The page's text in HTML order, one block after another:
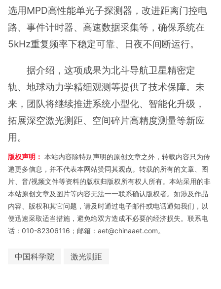
选用MPD高性能单光子探测器，改进距离门控电
路、事件计时器、高速数据采集等，确保系统在
5kHz重复频率下稳定可靠、日夜不间断运行。
据介绍，这项成果为北斗导航卫星精密定
轨、地球动力学精细观测等提供了技术保障。未
来，团队将继续推进系统小型化、智能化升级，
拓展深空激光测距、空间碎片高精度测量等新应
用。
版权声明： 本站内容除特别声明的原创文章之外，转载内容只为传
递更多信息，并不代表本网站赞同其观点。转载的所有的文章、图
片、音/视频文件等资料的版权归版权所有权人所有。本站采用的非
本站原创文章及图片等内容无法一一联系确认版权者。如涉及作品
内容、版权和其它问题，请及时通过电子邮件或电话通知我们，以
便迅速采取适当措施，避免给双方造成不必要的经济损失。联系电
话：010-82306116；邮箱：aet@chinaaet.com。
中国科学院 激光测距